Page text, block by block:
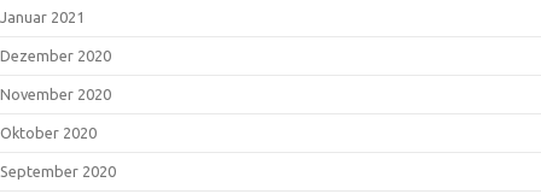
Januar 2021
Dezember 2020
November 2020
Oktober 2020
September 2020